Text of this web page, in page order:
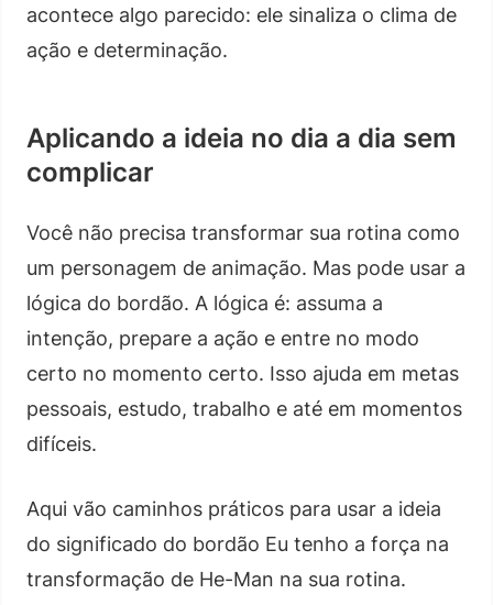
acontece algo parecido: ele sinaliza o clima de
ação e determinação.
Aplicando a ideia no dia a dia sem
complicar
Você não precisa transformar sua rotina como
um personagem de animação. Mas pode usar a
lógica do bordão. A lógica é: assuma a
intenção, prepare a ação e entre no modo
certo no momento certo. Isso ajuda em metas
pessoais, estudo, trabalho e até em momentos
difíceis.
Aqui vão caminhos práticos para usar a ideia
do significado do bordão Eu tenho a força na
transformação de He-Man na sua rotina.